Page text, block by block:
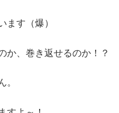
ます（爆）
か、巻き返せるのか！？
。